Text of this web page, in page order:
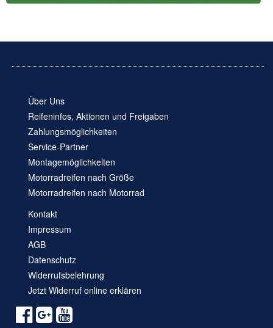
Über Uns
Reifeninfos, Aktionen und Freigaben
Zahlungsmöglichkeiten
Service-Partner
Montagemöglichkeiten
Motorradreifen nach Größe
Motorradreifen nach Motorrad
Kontakt
Impressum
AGB
Datenschutz
Widerrufsbelehrung
Jetzt Widerruf online erklären